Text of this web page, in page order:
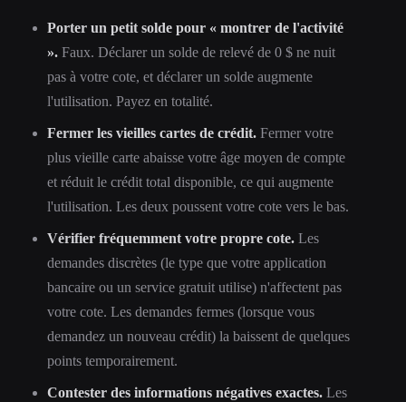
Porter un petit solde pour « montrer de l'activité
». Faux. Déclarer un solde de relevé de 0 $ ne nuit
pas à votre cote, et déclarer un solde augmente
l'utilisation. Payez en totalité.
Fermer les vieilles cartes de crédit. Fermer votre
plus vieille carte abaisse votre âge moyen de compte
et réduit le crédit total disponible, ce qui augmente
l'utilisation. Les deux poussent votre cote vers le bas.
Vérifier fréquemment votre propre cote. Les
demandes discrètes (le type que votre application
bancaire ou un service gratuit utilise) n'affectent pas
votre cote. Les demandes fermes (lorsque vous
demandez un nouveau crédit) la baissent de quelques
points temporairement.
Contester des informations négatives exactes. Les